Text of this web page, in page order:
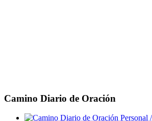
Camino Diario de Oración